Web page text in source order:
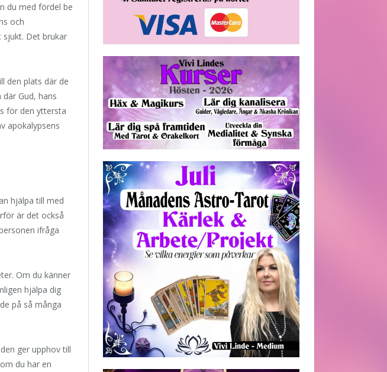
du med fördel be
och
sjukt. Det brukar
den plats där de
Gud, hans
för den yttersta
apokalypsens
hjälpa till med
är det också
ifråga
Om du känner
hjälpa dig
på så många
ger upphov till
du har en